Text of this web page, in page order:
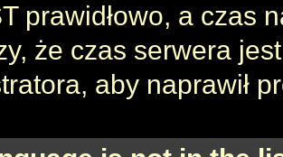
prawidłowo, a czas
że czas serwera
aby naprawił